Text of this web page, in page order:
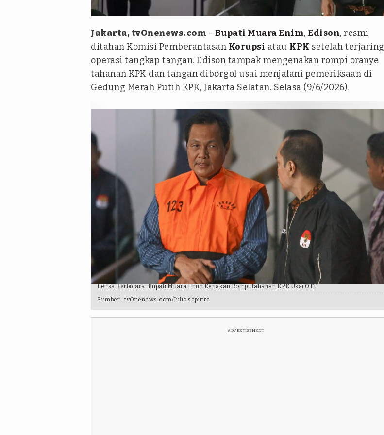
tvOnenews.com/Julio saputra
Jakarta, tvOnenews.com - Bupati Muara Enim, Edison, resmi
ditahan Komisi Pemberantasan Korupsi atau KPK setelah terjaring
operasi tangkap tangan. Edison tampak mengenakan rompi oranye
tahanan KPK dan tangan diborgol usai menjalani pemeriksaan di
Gedung Merah Putih KPK, Jakarta Selatan. Selasa (9/6/2026).
Lensa Berbicara: Bupati Muara Enim Kenakan Rompi Tahanan KPK Usai OTT
Sumber : tvOnenews.com/Julio saputra
ADVERTISEMENT